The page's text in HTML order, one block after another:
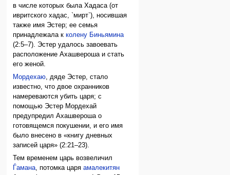
в числе которых была Хадаса (от
ивритского хадас, `мирт`), носившая
также имя Эстер; ее семья
принадлежала кколену Биньямина
(2:5–7). Эстер удалось завоевать
расположение Ахашвероша и стать
его женой.
Мордехаю, дяде Эстер, стало
известно, что двое охранников
намереваются убить царя; с
помощью Эстер Мордехай
предупредил Ахашвероша о
готовящемся покушении, и его имя
было внесено в «книгу дневных
записей царя» (2:21–23).
Тем временем царь возвеличил
Ѓамана, потомка царяамалекитян